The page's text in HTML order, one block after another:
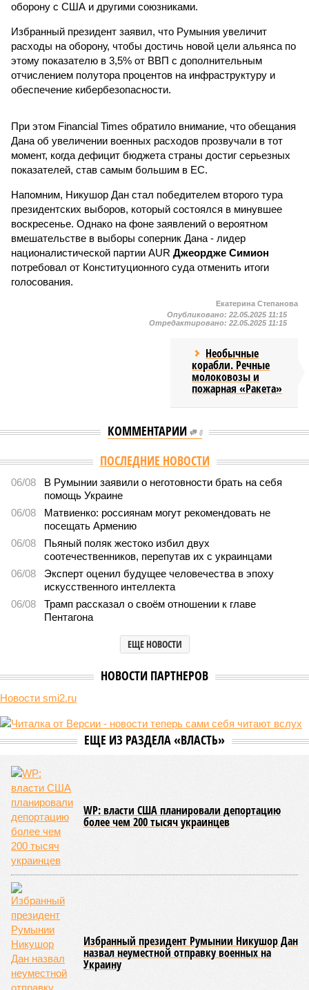
оборону с США и другими союзниками.
Избранный президент заявил, что Румыния увеличит
расходы на оборону, чтобы достичь новой цели альянса по
этому показателю в 3,5% от ВВП с дополнительным
отчислением полутора процентов на инфраструктуру и
обеспечение кибербезопасности.
При этом Financial Times обратило внимание, что обещания
Дана об увеличении военных расходов прозвучали в тот
момент, когда дефицит бюджета страны достиг серьезных
показателей, став самым большим в ЕС.
Напомним, Никушор Дан стал победителем второго тура
президентских выборов, который состоялся в минувшее
воскресенье. Однако на фоне заявлений о вероятном
вмешательстве в выборы соперник Дана - лидер
националистической партии AUR Джеордже Симион
потребовал от Конституционного суда отменить итоги
голосования.
Екатерина Степанова
Опубликовано: 22.05.2025 11:15
Отредактировано: 22.05.2025 11:15
Необычные
корабли. Речные
молоковозы и
пожарная «Ракета»
КОММЕНТАРИИ 0
Версия //Общество //
Мы могли бы жить сотни лет, но этого никогда не
Мы могли бы жить сотни лет, но этого никогда не будет
Возраст бессмертия
Как бы мы ни старались, достигнуть бессмертия у человека не
получится никогда, даже при самых совершенных технологиях и
самой совершенной медицине. Точку в многолетних дебатах о
долголетии поставило новое исследование российских учёных: в
теории максимальный предел жизни – 194 года. Но и этот
возраст практически вряд ли достижим – во всём виноваты
мутации ДНК.
Сюжет:Здоровье
В 2023 году в статье, опубликованной в научном издании
Cell.com, были описаны 12 признаков старения. К ним